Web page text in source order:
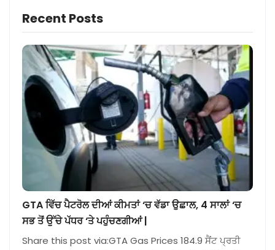
Recent Posts
GTA ਵਿੱਚ ਪੈਟਰੋਲ ਦੀਆਂ ਕੀਮਤਾਂ ‘ਚ ਵੱਡਾ ਉਛਾਲ, 4 ਸਾਲਾਂ ‘ਚ
ਸਭ ਤੋਂ ਉੱਚੇ ਪੱਧਰ ‘ਤੇ ਪਹੁੰਚਣਗੀਆਂ |
Share this post via:GTA Gas Prices 184.9 ਸੈਂਟ ਪ੍ਰਤੀ